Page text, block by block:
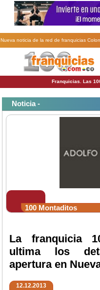
Nueva noticia de la red de franquicias
de su
Franquicias. Las
Noticia -
100 Montaditos
La franquicia
ultima los
apertura en
12.12.2013